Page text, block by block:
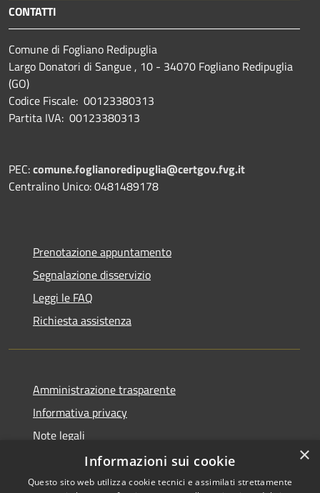
CONTATTI
Comune di Fogliano Redipuglia
Largo Donatori di Sangue , 10 - 34070 Fogliano Redipuglia
(GO)
Codice Fiscale: 00123380313
Partita IVA: 00123380313
PEC:comune.foglianoredipuglia@certgov.fvg.it
Centralino Unico: 0481489178
Prenotazione appuntamento
Segnalazione disservizio
Leggi le FAQ
Richiesta assistenza
Amministrazione trasparente
Informativa privacy
Note legali
Dichiarazione di accessibilità
×
Informazioni sui cookie
Questo sito web utilizza cookie tecnici e assimilati strettamente